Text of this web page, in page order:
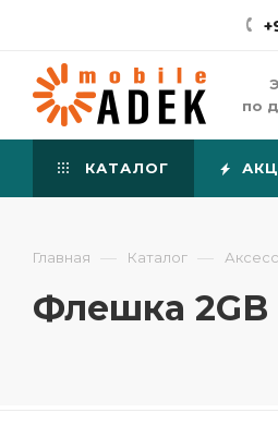
по
КАТАЛОГ
Главная — Каталог —
Флешка 2GB